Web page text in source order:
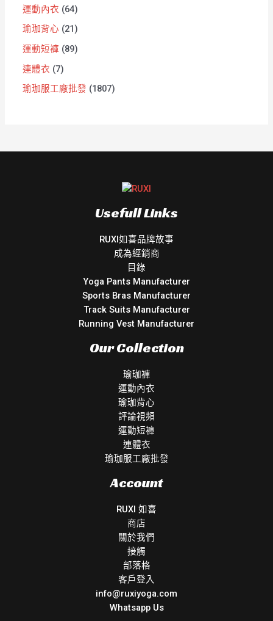
運動內衣
64
瑜珈背心
21
運動短褲
89
連體衣
7
瑜珈服工廠批發
1807
Usefull Links
RUXI如喜品牌故事
成為經銷商
目錄
Yoga Pants Manufacturer
Sports Bras Manufacturer
Track Suits Manufacturer
Running Vest Manufacturer
Our Collection
瑜珈褲
運動內衣
瑜珈背心
評論視頻
運動短褲
連體衣
瑜珈服工廠批發
Account
RUXI 如喜
商店
關於我們
接觸
部落格
客戶登入
info@ruxiyoga.com
Whatsapp Us